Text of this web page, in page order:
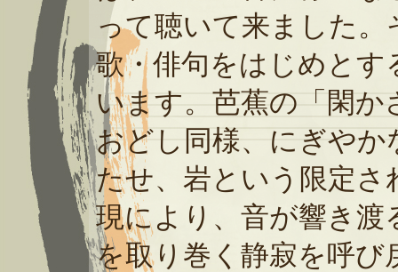
って聴いて来ました
歌・俳句をはじめとす
います。芭蕉の「閑
おどし同様、にぎや
たせ、岩という限定
現により、音が響き
を取り巻く静寂を呼び